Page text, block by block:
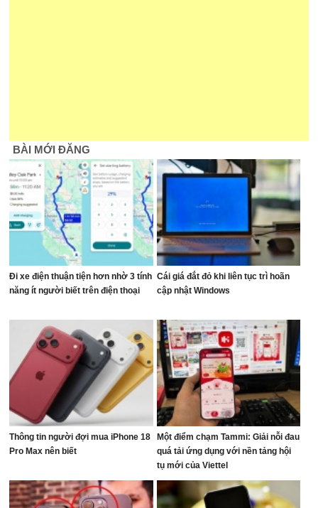
BÀI MỚI ĐĂNG
Đi xe điện thuận tiện hơn nhờ 3 tính
năng ít người biết trên điện thoại
Cái giá đắt đỏ khi liên tục trì hoãn
cập nhật Windows
Thông tin người đợi mua iPhone 18
Pro Max nên biết
Một điểm chạm Tammi: Giải nỗi đau
quá tải ứng dụng với nền tảng hội
tụ mới của Viettel